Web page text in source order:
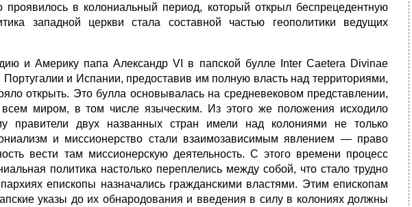
в колониальный период, который открыл беспрецедентную
западной церкви стала составной частью геополитики ведущих
и Америку папа Александр VI в папской булле Inter Caetera Divinae
и Испании, предоставив им полную власть над территориями,
открыть. Это булла основывалась на средневековом представлении,
миром, в том числе языческим. Из этого же положения исходило
правители двух названных стран имели над колониями не только
и миссионерство стали взаимозависимым явлением — право
вести там миссионерскую деятельность. С этого времени процесс
политика настолько переплелись между собой, что стало трудно
епископы назначались гражданскими властями. Этим епископам
указы до их обнародования и введения в силу в колониях должны